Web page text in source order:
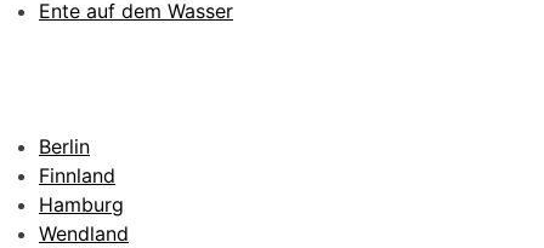
Ente auf dem Wasser
Berlin
Finnland
Hamburg
Wendland